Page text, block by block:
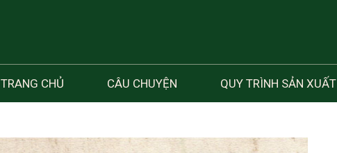
TRANG CHỦ CÂU CHUYỆN QUY TRÌNH SẢN XUẤT